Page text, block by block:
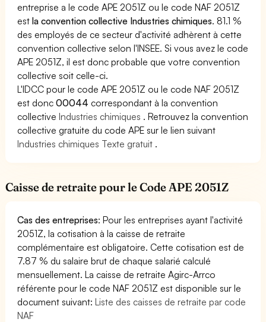
entreprise a le code APE 2051Z ou le code NAF 2051Z
estla convention collective Industries chimiques. 81.1 %
des employés de ce secteur d'activité adhèrent à cette
convention collective selon l'INSEE. Si vous avez le code
APE 2051Z, il est donc probable que votre convention
collective soit celle-ci.
L'IDCC pour le code APE 2051Z ou le code NAF 2051Z
est donc00044 correspondant à la convention
collectiveIndustries chimiques . Retrouvez la convention
collective gratuite du code APE sur le lien suivant
Industries chimiques Texte gratuit .
Caisse de retraite pour le Code APE 2051Z
Cas des entreprises: Pour les entreprises ayant l'activité
2051Z, la cotisation à la caisse de retraite
complémentaire est obligatoire. Cette cotisation est de
7.87 % du salaire brut de chaque salarié calculé
mensuellement. La caisse de retraite Agirc-Arrco
référente pour le code NAF 2051Z est disponible sur le
document suivant:Liste des caisses de retraite par code
NAF